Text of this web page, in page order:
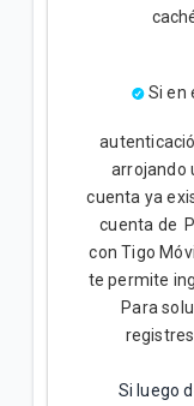
Si en
arrojando
cuenta ya
cuenta de
con Tigo
te permite
Para
Si luego